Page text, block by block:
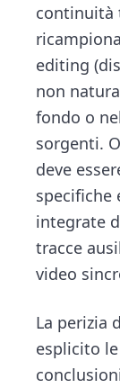
continuità
editing
non
fondo o
sorgenti.
deve
specifiche
integrate
tracce
video
La perizia
esplicito